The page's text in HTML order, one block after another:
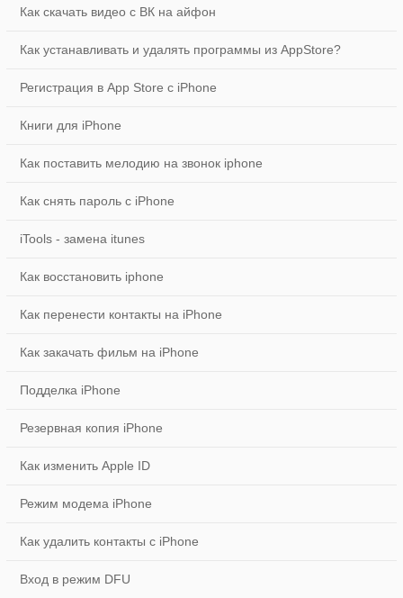
Как скачать видео с ВК на айфон
Как устанавливать и удалять программы из AppStore?
Регистрация в App Store с iPhone
Книги для iPhone
Как поставить мелодию на звонок iphone
Как снять пароль с iPhone
iTools - замена itunes
Как восстановить iphone
Как перенести контакты на iPhone
Как закачать фильм на iPhone
Подделка iPhone
Резервная копия iPhone
Как изменить Apple ID
Режим модема iPhone
Как удалить контакты с iPhone
Вход в режим DFU